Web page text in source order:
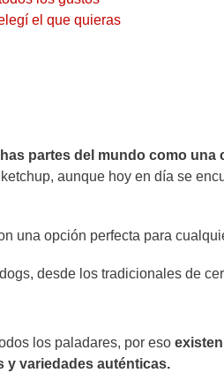
el que quieras
partes del mundo como una
aunque hoy en día se
una opción perfecta para
desde los tradicionales de
los paladares, por eso
y variedades auténticas.